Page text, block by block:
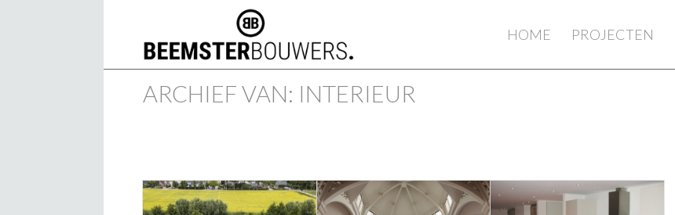
HOME PROJECTEN
ARCHIEF VAN: INTERIEUR